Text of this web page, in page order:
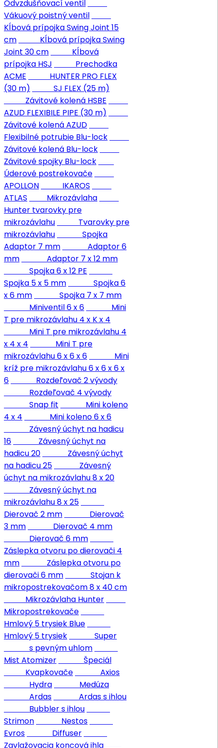
Odvzdušňovací ventil
Vákuový poistný ventil
Kĺbová prípojka Swing Joint 15
cm
Kĺbová prípojka Swing
Joint 30 cm
Kĺbová
prípojka HSJ
Prechodka
ACME
HUNTER PRO FLEX
(30 m)
SJ FLEX (25 m)
Závitové kolená HSBE
AZUD FLEXIBILE PIPE (30 m)
Závitové kolená AZUD
Flexibilné potrubie Blu-lock
Závitové kolená Blu-lock
Závitové spojky Blu-lock
Úderové postrekovače
APOLLON
IKAROS
ATLAS
Mikrozávlaha
Hunter tvarovky pre
mikrozávlahu
Tvarovky pre
mikrozávlahu
Spojka
Adaptor 7 mm
Adaptor 6
mm
Adaptor 7 x 12 mm
Spojka 6 x 12 PE
Spojka 5 x 5 mm
Spojka 6
x 6 mm
Spojka 7 x 7 mm
Miniventil 6 x 6
Mini
T pre mikrozávlahu 4 x K x 4
Mini T pre mikrozávlahu 4
x 4 x 4
Mini T pre
mikrozávlahu 6 x 6 x 6
Mini
kríž pre mikrozávlahu 6 x 6 x 6 x
6
Rozdeľovač 2 vývody
Rozdeľovač 4 vývody
Snap fit
Mini koleno
4 x 4
Mini koleno 6 x 6
Závesný úchyt na hadicu
16
Závesný úchyt na
hadicu 20
Závesný úchyt
na hadicu 25
Závesný
úchyt na mikrozávlahu 8 x 20
Závesný úchyt na
mikrozávlahu 8 x 25
Dierovač 2 mm
Dierovač
3 mm
Dierovač 4 mm
Dierovač 6 mm
Záslepka otvoru po dierovači 4
mm
Záslepka otvoru po
dierovači 6 mm
Stojan k
mikropostrekovačom 8 x 40 cm
Mikrozávlaha Hunter
Mikropostrekovače
Hmlový 5 trysiek Blue
Hmlový 5 trysiek
Super
s pevným uhlom
Mist Atomizer
Špeciál
Kvapkovače
Axios
Hydra
Medúza
Ardas
Ardas s ihlou
Bubbler s ihlou
Strimon
Nestos
Evros
Diffuser
Zavlažovacia koncová ihla